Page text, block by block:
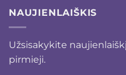
NAUJIENLAIŠKIS
Užsisakykite
pirmieji.